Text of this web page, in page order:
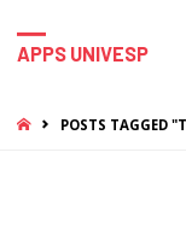
APPS UNIVESP
HOMEPOSTS TAGGED